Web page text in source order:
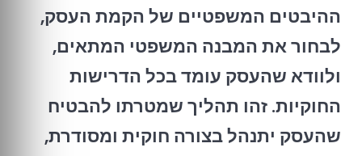
ההיבטים המשפטיים של הקמת העסק,
לבחור את המבנה המשפטי המתאים,
ולוודא שהעסק עומד בכל הדרישות
החוקיות. זהו תהליך שמטרתו להבטיח
שהעסק יתנהל בצורה חוקית ומסודרת,